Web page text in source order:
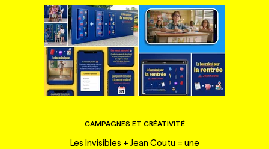
CAMPAGNES ET CRÉATIVITÉ
Les Invisibles + Jean Coutu = une